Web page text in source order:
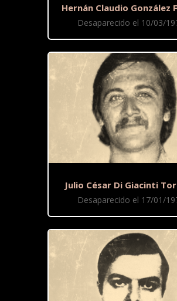
Hernán Claudio González
Desaparecido el 10/03/
Julio César Di Giacinti
Desaparecido el 17/01/